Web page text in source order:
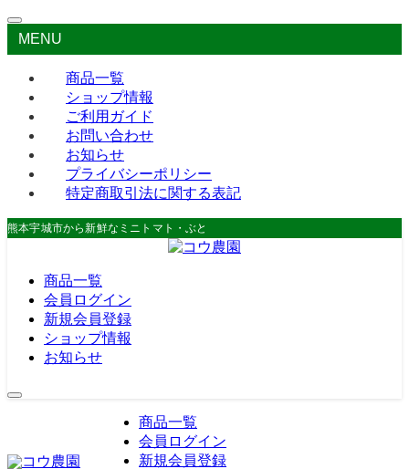
MENU
商品一覧
ショップ情報
ご利用ガイド
お問い合わせ
お知らせ
プライバシーポリシー
特定商取引法に関する表記
熊本宇城市から新鮮なミニトマト・ぶどう・お米をお届け。
商品一覧
会員ログイン
新規会員登録
ショップ情報
お知らせ
商品一覧
会員ログイン
新規会員登録